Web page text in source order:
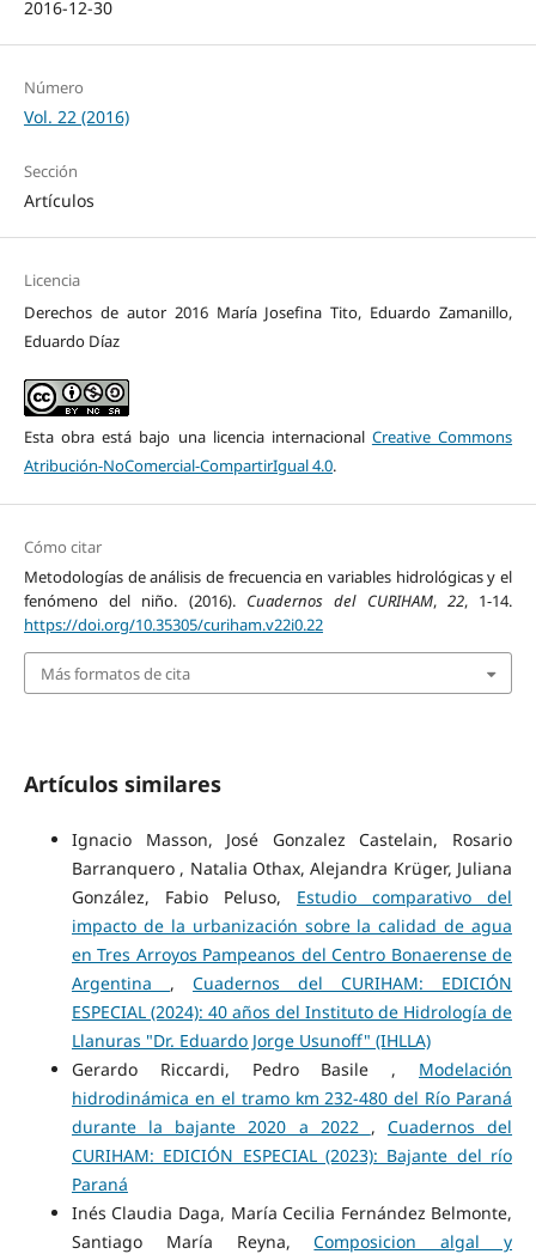
2016-12-30
Número
Vol. 22 (2016)
Sección
Artículos
Licencia
Derechos de autor 2016 María Josefina Tito, Eduardo Zamanillo,
Eduardo Díaz
Esta obra está bajo una licencia internacional Creative Commons
Atribución-NoComercial-CompartirIgual 4.0.
Cómo citar
Metodologías de análisis de frecuencia en variables hidrológicas y el
fenómeno del niño. (2016). Cuadernos del CURIHAM, 22, 1-14.
https://doi.org/10.35305/curiham.v22i0.22
Más formatos de cita
Artículos similares
Ignacio Masson, José Gonzalez Castelain, Rosario
Barranquero , Natalia Othax, Alejandra Krüger, Juliana
González, Fabio Peluso, Estudio comparativo del
impacto de la urbanización sobre la calidad de agua
en Tres Arroyos Pampeanos del Centro Bonaerense de
Argentina , Cuadernos del CURIHAM: EDICIÓN
ESPECIAL (2024): 40 años del Instituto de Hidrología de
Llanuras "Dr. Eduardo Jorge Usunoff" (IHLLA)
Gerardo Riccardi, Pedro Basile , Modelación
hidrodinámica en el tramo km 232-480 del Río Paraná
durante la bajante 2020 a 2022 , Cuadernos del
CURIHAM: EDICIÓN ESPECIAL (2023): Bajante del río
Paraná
Inés Claudia Daga, María Cecilia Fernández Belmonte,
Santiago María Reyna,Composicion algal y